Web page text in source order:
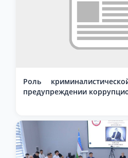
Ваш номер телефона
Роль
предупреждении